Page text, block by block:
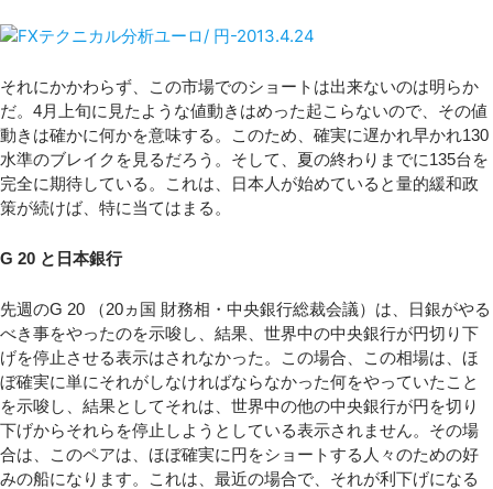
それにかかわらず、この市場でのショートは出来ないのは明らか
だ。4月上旬に見たような値動きはめった起こらないので、その値
動きは確かに何かを意味する。このため、確実に遅かれ早かれ130
水準のブレイクを見るだろう。そして、夏の終わりまでに135台を
完全に期待している。これは、日本人が始めていると量的緩和政
策が続けば、特に当てはまる。
G 20 と日本銀行
先週のG 20 （20ヵ国 財務相・中央銀行総裁会議）は、日銀がやる
べき事をやったのを示唆し、結果、世界中の中央銀行が円切り下
げを停止させる表示はされなかった。この場合、この相場は、ほ
ぼ確実に単にそれがしなければならなかった何をやっていたこと
を示唆し、結果としてそれは、世界中の他の中央銀行が円を切り
下げからそれらを停止しようとしている表示されません。その場
合は、このペアは、ほぼ確実に円をショートする人々のための好
みの船になります。これは、最近の場合で、それが利下げになる